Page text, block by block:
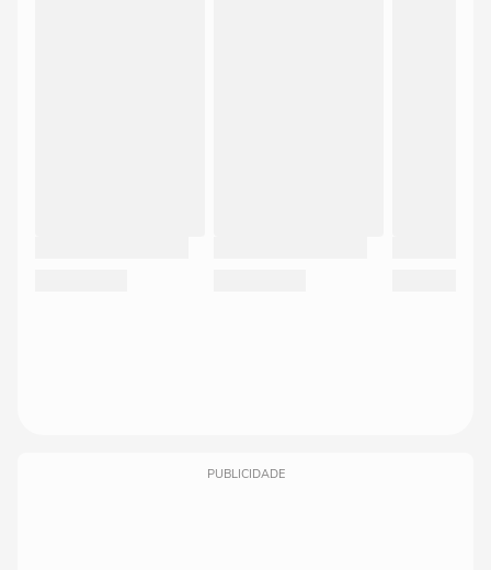
PUBLICIDADE